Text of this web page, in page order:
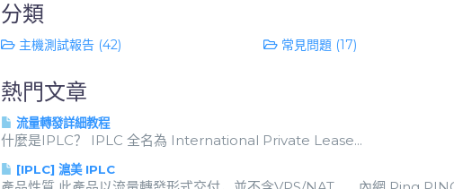
分類
主機測試報告 (42) 常見問題 (17)
熱門文章
流量轉發詳細教程
什麼是IPLC？ IPLC 全名為 International Private Lease...
[IPLC] 滬美 IPLC